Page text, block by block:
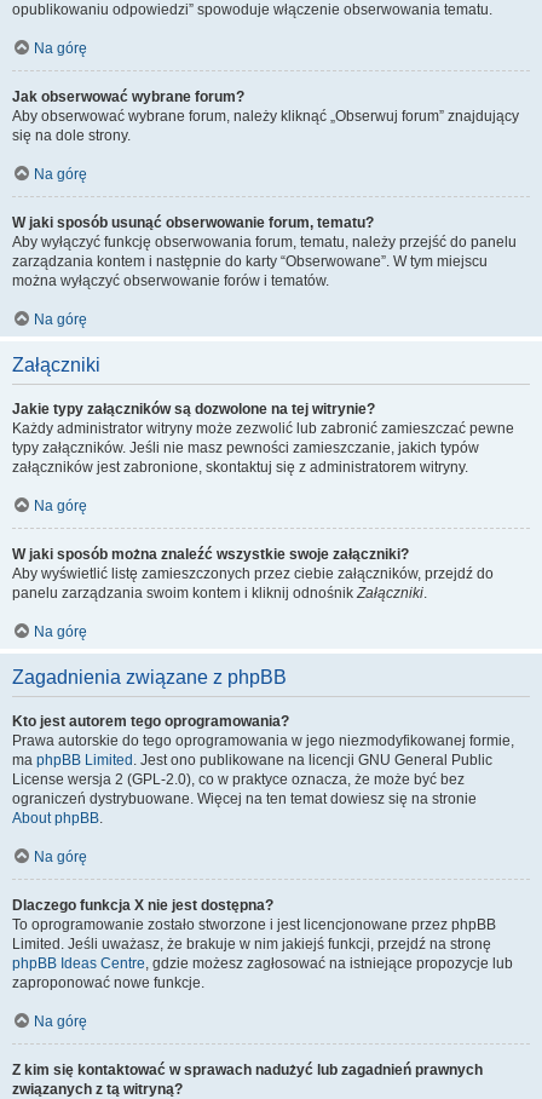
opublikowaniu odpowiedzi” spowoduje włączenie obserwowania tematu.
Na górę
Jak obserwować wybrane forum?
Aby obserwować wybrane forum, należy kliknąć „Obserwuj forum” znajdujący
się na dole strony.
Na górę
W jaki sposób usunąć obserwowanie forum, tematu?
Aby wyłączyć funkcję obserwowania forum, tematu, należy przejść do panelu
zarządzania kontem i następnie do karty “Obserwowane”. W tym miejscu
można wyłączyć obserwowanie forów i tematów.
Na górę
Załączniki
Jakie typy załączników są dozwolone na tej witrynie?
Każdy administrator witryny może zezwolić lub zabronić zamieszczać pewne
typy załączników. Jeśli nie masz pewności zamieszczanie, jakich typów
załączników jest zabronione, skontaktuj się z administratorem witryny.
Na górę
W jaki sposób można znaleźć wszystkie swoje załączniki?
Aby wyświetlić listę zamieszczonych przez ciebie załączników, przejdź do
panelu zarządzania swoim kontem i kliknij odnośnikZałączniki.
Na górę
Zagadnienia związane z phpBB
Kto jest autorem tego oprogramowania?
Prawa autorskie do tego oprogramowania w jego niezmodyfikowanej formie,
ma phpBB Limited . Jest ono publikowane na licencji GNU General Public
License wersja 2 (GPL-2.0), co w praktyce oznacza, że może być bez
ograniczeń dystrybuowane. Więcej na ten temat dowiesz się na stronie
About phpBB.
Na górę
Dlaczego funkcja X nie jest dostępna?
To oprogramowanie zostało stworzone i jest licencjonowane przez phpBB
Limited. Jeśli uważasz, że brakuje w nim jakiejś funkcji, przejdź na stronę
phpBB Ideas Centre, gdzie możesz zagłosować na istniejące propozycje lub
zaproponować nowe funkcje.
Na górę
Z kim się kontaktować w sprawach nadużyć lub zagadnień prawnych
związanych z tą witryną?